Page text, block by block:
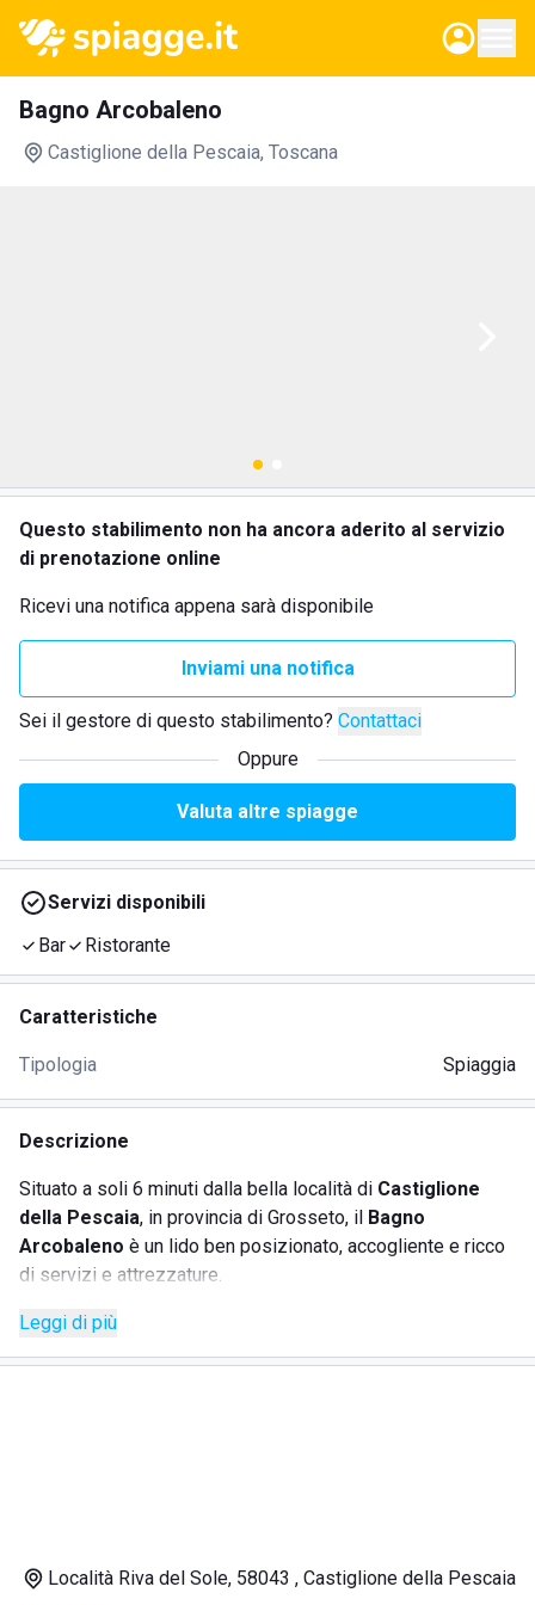
Bagno Arcobaleno
Castiglione della Pescaia, Toscana
Questo stabilimento non ha ancora aderito al servizio
di prenotazione online
Ricevi una notifica appena sarà disponibile
Inviami una notifica
Sei il gestore di questo stabilimento? Contattaci
Oppure
Valuta altre spiagge
Servizi disponibili
Bar
Ristorante
Caratteristiche
Tipologia Spiaggia
Descrizione
Situato a soli 6 minuti dalla bella località di Castiglione
della Pescaia, in provincia di Grosseto, il Bagno
Arcobaleno è un lido ben posizionato, accogliente e ricco
di servizi e attrezzature.
dall'interessante e verdeggiante
Diaccia Botrona, la meta ideale per i vacanzieri amanti
le famiglie con bimbi piccoli sia per gli amanti delle
Leggi di più
Località Riva del Sole, 58043 , Castiglione della Pescaia